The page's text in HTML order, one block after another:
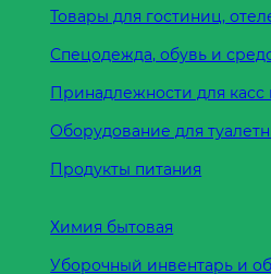
Товары для гостиниц,
Спецодежда, обувь и
Принадлежности для касс
Оборудование для
Продукты питания
Химия бытовая
Уборочный инвентарь и